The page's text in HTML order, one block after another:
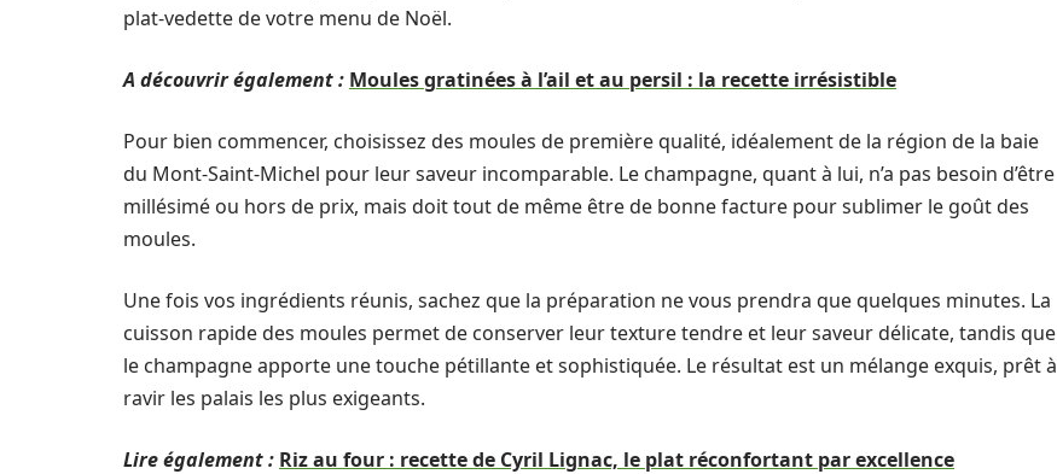
plat-vedette de votre menu de Noël.
A découvrir également : Moules gratinées à l’ail et au persil : la recette irrésistible
Pour bien commencer, choisissez des moules de première qualité, idéalement de la région de la baie
du Mont-Saint-Michel pour leur saveur incomparable. Le champagne, quant à lui, n’a pas besoin d’être
millésimé ou hors de prix, mais doit tout de même être de bonne facture pour sublimer le goût des
moules.
Une fois vos ingrédients réunis, sachez que la préparation ne vous prendra que quelques minutes. La
cuisson rapide des moules permet de conserver leur texture tendre et leur saveur délicate, tandis que
le champagne apporte une touche pétillante et sophistiquée. Le résultat est un mélange exquis, prêt à
ravir les palais les plus exigeants.
Lire également : Riz au four : recette de Cyril Lignac, le plat réconfortant par excellence